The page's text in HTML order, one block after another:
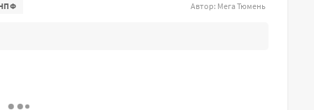
Автор: Мега Тюмень